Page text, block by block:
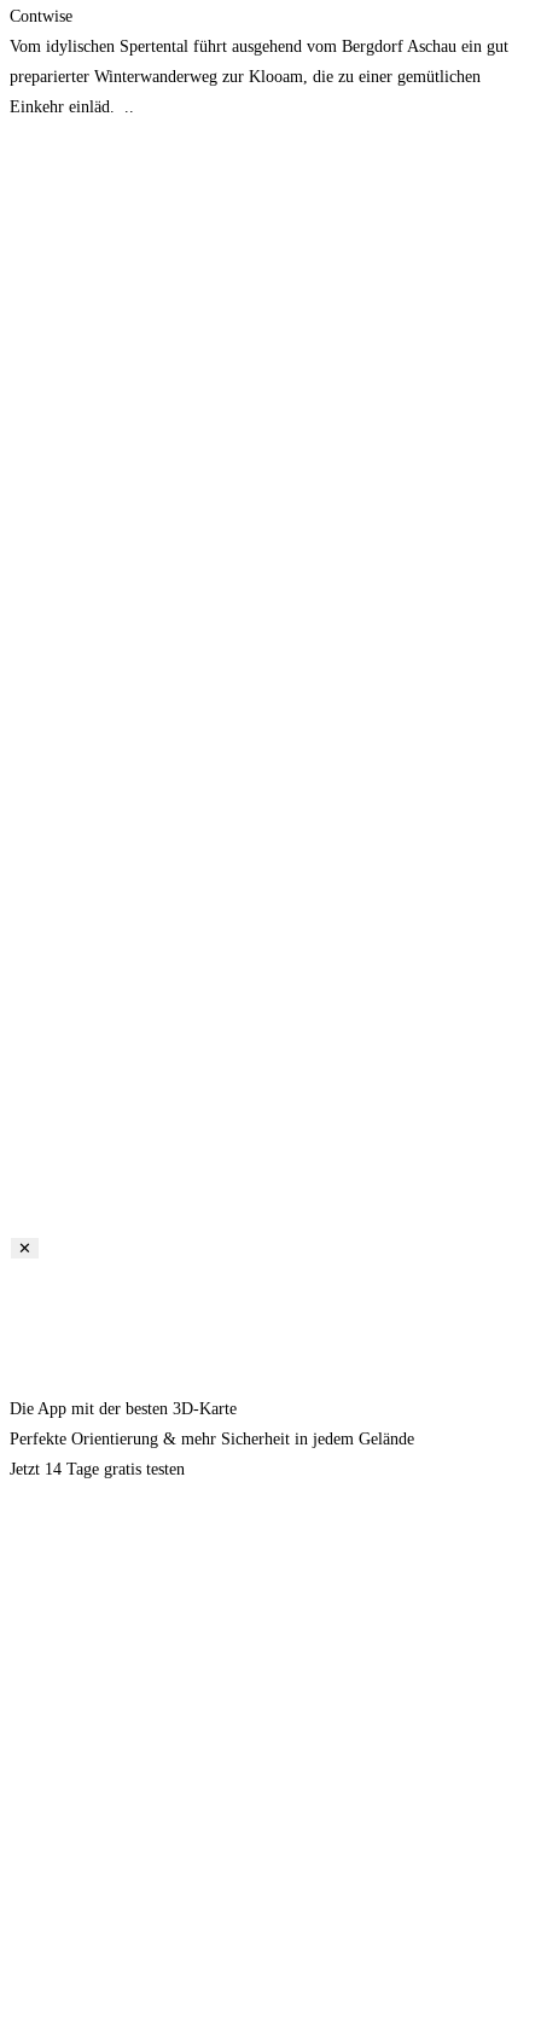
Contwise
Vom idylischen Spertental führt ausgehend vom Bergdorf Aschau ein gut
preparierter Winterwanderweg zur Klooam, die zu einer gemütlichen
Einkehr einläd. ..
✕
Die App mit der besten 3D-Karte
Perfekte Orientierung & mehr Sicherheit in jedem Gelände
Jetzt 14 Tage gratis testen